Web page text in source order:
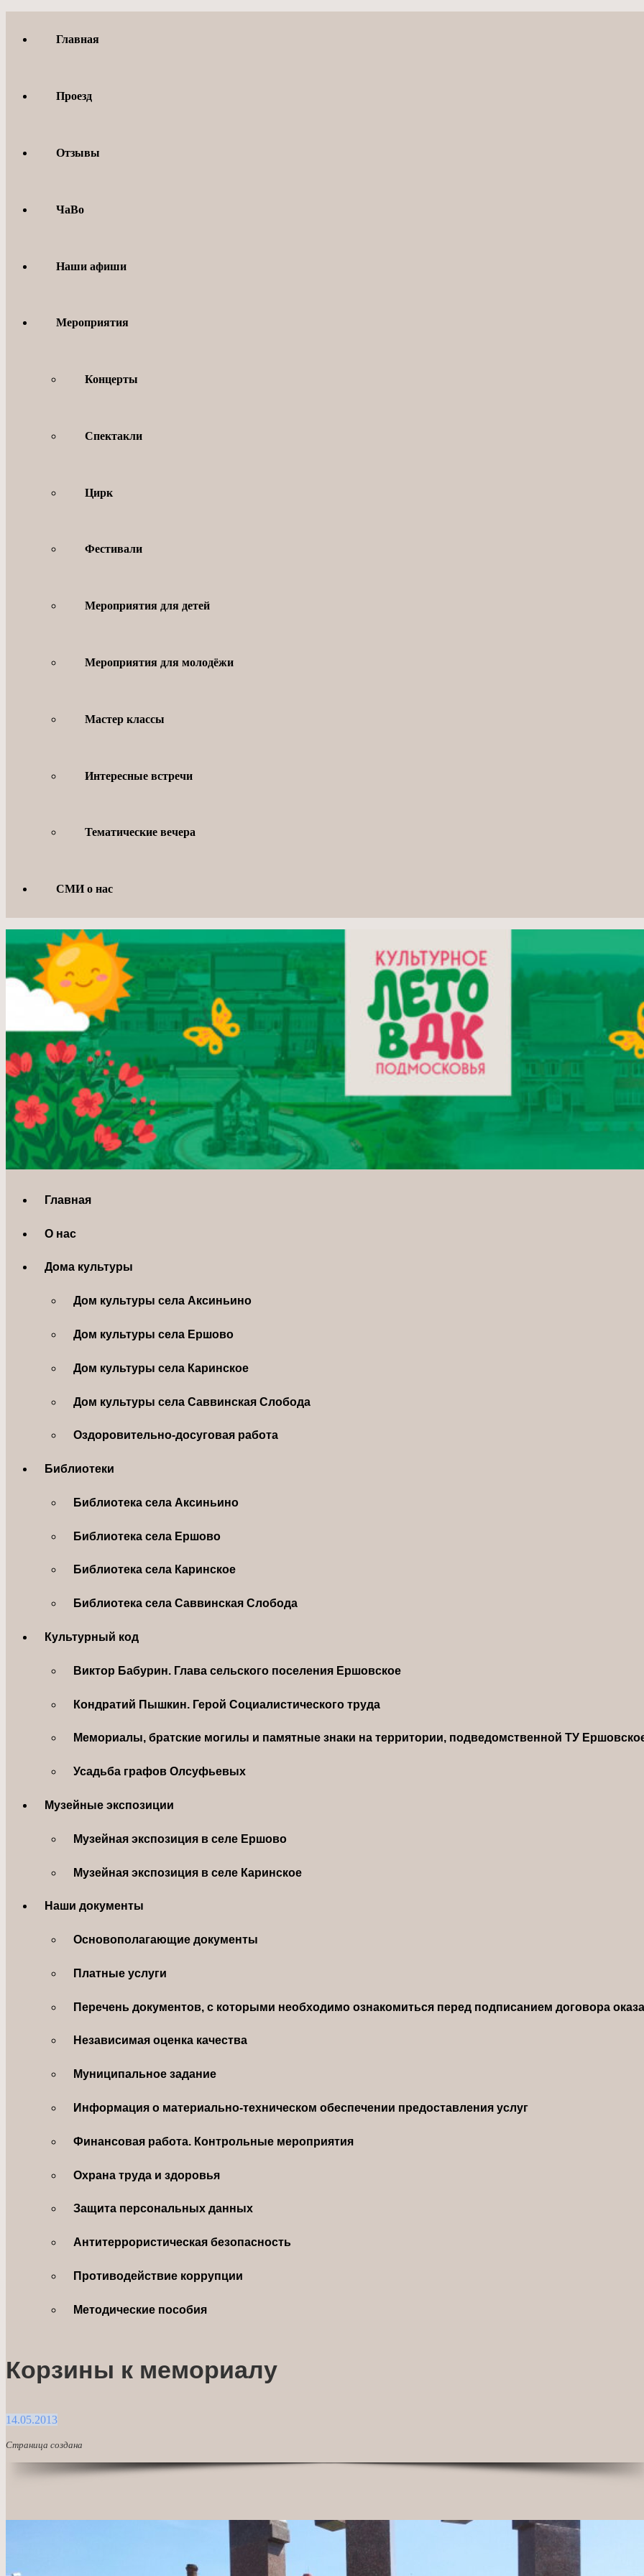
содержимомуГлавная
Проезд
Отзывы
ЧаВо
Наши афиши
Мероприятия
Концерты
Спектакли
Цирк
Фестивали
Мероприятия для детей
Мероприятия для молодёжи
Мастер классы
Интересные встречи
Тематические вечера
СМИ о нас
Главная
О нас
Дома культуры
Дом культуры села Аксиньино
Дом культуры села Ершово
Дом культуры села Каринское
Дом культуры села Саввинская Слобода
Оздоровительно-досуговая работа
Библиотеки
Библиотека села Аксиньино
Библиотека села Ершово
Библиотека села Каринское
Библиотека села Саввинская Слобода
Культурный код
Виктор Бабурин. Глава сельского поселения Ершовское
Кондратий Пышкин. Герой Социалистического труда
Мемориалы, братские могилы и памятные знаки на территории, подведомственной ТУ
Усадьба графов Олсуфьевых
Музейные экспозиции
Музейная экспозиция в селе Ершово
Музейная экспозиция в селе Каринское
Наши документы
Основополагающие документы
Платные услуги
Перечень документов, с которыми необходимо ознакомиться перед подписанием договора
Независимая оценка качества
Муниципальное задание
Информация о материально-техническом обеспечении предоставления услуг
Финансовая работа. Контрольные мероприятия
Охрана труда и здоровья
Защита персональных данных
Антитеррористическая безопасность
Противодействие коррупции
Методические пособия
Корзины к мемориалу
14.05.2013
Страница создана